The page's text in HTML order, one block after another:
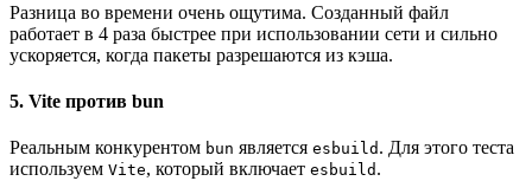
Разница во времени очень ощутима. Созданный файл
работает в 4 раза быстрее при использовании сети и сильно
ускоряется, когда пакеты разрешаются из кэша.
5. Vite против bun
Реальным конкурентом bun является esbuild . Для этого теста
используем Vite, который включает esbuild .